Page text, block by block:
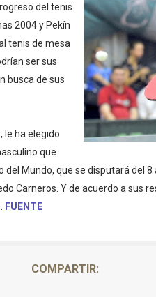
2026 - Week 10
season
para Chelsea Green, Chad
de MTB 2026
de remo 2026 (Varese,
2026 (Tokio,
el último Impact! con
(Hong Kong) - La
la nueva monarca
League 2026 - Las
del tenis
2004 y Pekín
tenis de mesa
ser sus
busca de sus
le ha elegido
que
Mundo, que se disputará del
Carneros. Y de acuerdo a sus
FUENTE
COMPARTIR: